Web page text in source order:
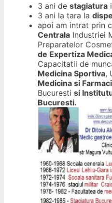
3 ani de stagiatura
3 ani la tara la
apoi am intrat prin
Centrala Industriei
Preparatelor
de Expertiza
Capacitatii de
Medicina Sportiva,
Medicina si
Bucuresti si
Bucuresti.